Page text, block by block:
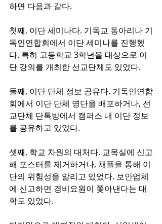
하면 다음과 같다.
첫째, 이단 세미나다. 기독교 동아리나 기
독인연합회에서 이단 세미나를 진행했
다. 특히 고등학교 3학년을 대상으로 이
단 강의를 개최한 선교단체도 있었다.
둘째, 이단 단체 정보 공유다. 기독인연합
회에서 이단 단체 명단을 배포하거나, 선
교단체 단톡방에서 캠퍼스 내 이단 정보
를 공유하고 있었다.
셋째, 학교 차원의 대처다. 교목실에 신고
해 포스터를 제거하거나, 채플을 통해 이
단의 위험성을 알리고 있었다. 보안업체
에 신고하면 경비요원이 쫓아낸다는 대
학도 있었다.